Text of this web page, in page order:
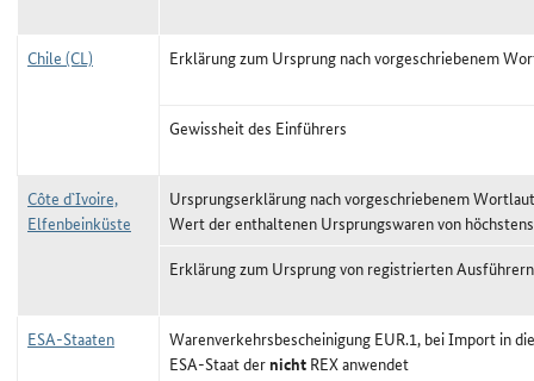
Chile (CL) Erklärung zum Ursprung nach vorgeschriebenem
Gewissheit des Einführers
Côte d`Ivoire,
Elfenbeinküste
Ursprungserklärung nach vorgeschriebenem
Wert der enthaltenen Ursprungswaren von
Erklärung zum Ursprung von registrierten Ausführern
ESA-Staaten
Warenverkehrsbescheinigung EUR.1, bei Import in
ESA-Staat dernicht REX anwendet